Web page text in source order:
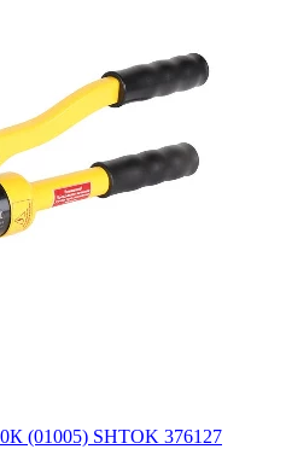
(01005) SHTOK 376127